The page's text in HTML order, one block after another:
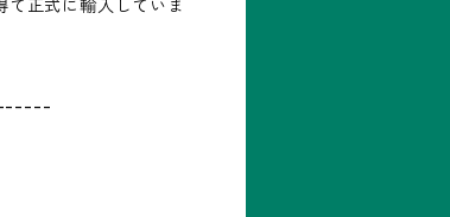
正式に輸入していま